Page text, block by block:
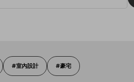
室內設計 豪宅